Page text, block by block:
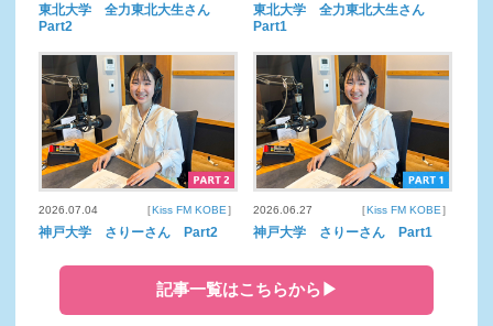
東北大学 全力東北大生さん
Part2
東北大学 全力東北大生さん
Part1
2026.07.04 ［Kiss FM KOBE］
神戸大学 さりーさん Part2
2026.06.27 ［Kiss FM KOBE］
神戸大学 さりーさん Part1
記事一覧はこちらから▶